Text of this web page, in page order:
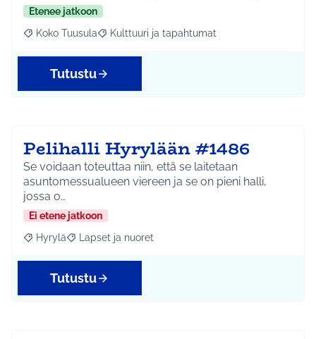
Etenee jatkoon
Rajaa tulokset aihepiirin mukaan: Koko Tuusula
Koko Tuusula Rajaa tulokset teeman mukaan: Kulttuuri ja
Kulttuuri ja tapahtumat
Tutustu
Pelihalli Hyrylään #1486
Se voidaan toteuttaa niin, että se laitetaan
asuntomessualueen viereen ja se on pieni halli,
jossa o…
Ei etene jatkoon
Rajaa tulokset aihepiirin mukaan: Hyrylä
Hyrylä Rajaa tulokset teeman mukaan: Lapset ja nuoret
Lapset ja nuoret
Tutustu